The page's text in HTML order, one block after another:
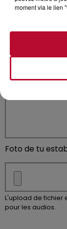
¿Cuáles son
de su
Foto de tu
L'upload de fichier
pour les audios.
moment via le lien